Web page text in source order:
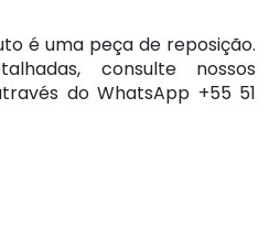
é uma peça de reposição.
consulte nossos
do WhatsApp +55 51